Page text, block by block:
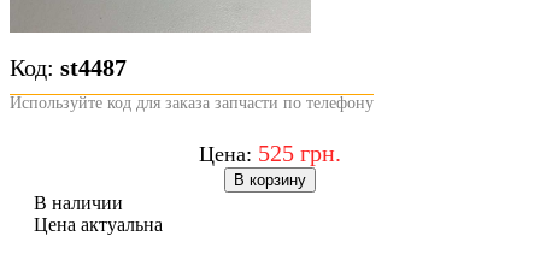
Код: st4487
Используйте код для заказа запчасти по телефону
Цена: 525 грн.
В корзину
В наличии
Цена актуальна